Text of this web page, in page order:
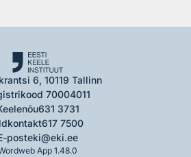
6, 10119 Tallinn
70004011
631 3731
617 7500
posteki@eki.ee
App 1.48.0